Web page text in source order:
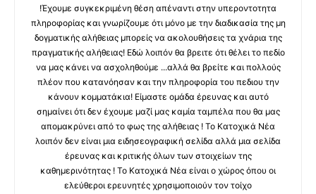
!Έχουμε συγκεκριμένη θέση απέναντι στην υπεροντοτητα
πληροφορίας και γνωρίζουμε ότι μόνο με την διαδικασία της μη
δογματικής αλήθειας μπορείς να ακολουθήσεις τα χνάρια της
πραγματικής αλήθειας! Εδώ λοιπόν θα βρειτε ότι θέλει το πεδίο
να μας κάνει να ασχοληθούμε ...αλλά θα βρείτε και πολλούς
πλέον που κατανόησαν και την πληροφορία του πεδιου την
κάνουν κομματάκια! Είμαστε ομάδα έρευνας και αυτό
σημαίνει ότι δεν έχουμε μαζί μας καμία ταμπέλα που θα μας
απομακρύνει από το φως της αλήθειας ! Το Κατοχικά Νέα
λοιπόν δεν είναι μια ειδησεογραφική σελίδα αλλά μια σελίδα
έρευνας και κριτικής όλων των στοιχείων της
καθημερινότητας ! Το Κατοχικά Νέα είναι ο χώρος όπου οι
ελεύθεροι ερευνητές χρησιμοποιούν τον τοίχο